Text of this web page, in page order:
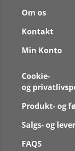
Om os
Kontakt
Min Konto
Cookie-
og
Produkt- og
Salgs- og
FAQS